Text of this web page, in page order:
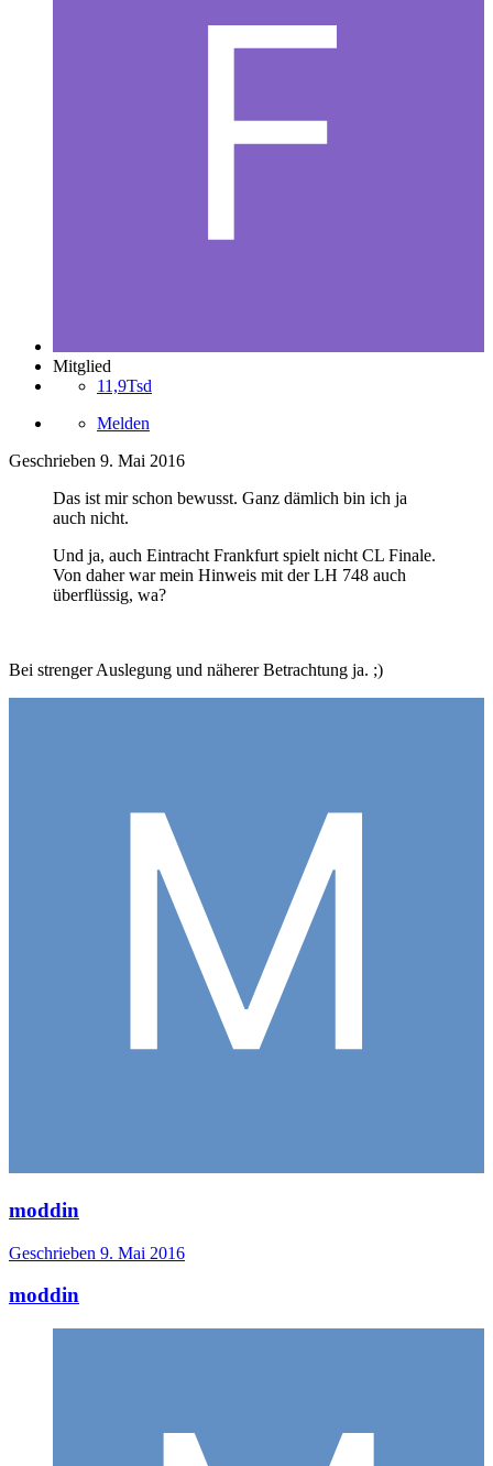
Mitglied
11,9Tsd
Melden
Geschrieben 9. Mai 2016
Das ist mir schon bewusst. Ganz dämlich bin ich ja
auch nicht.
Und ja, auch Eintracht Frankfurt spielt nicht CL Finale.
Von daher war mein Hinweis mit der LH 748 auch
überflüssig, wa?
Bei strenger Auslegung und näherer Betrachtung ja. ;)
moddin
Geschrieben 9. Mai 2016
moddin